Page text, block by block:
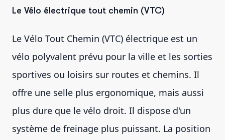
Le Vélo électrique tout chemin (VTC)
Le Vélo Tout Chemin (VTC) électrique est un
vélo polyvalent prévu pour la ville et les sorties
sportives ou loisirs sur routes et chemins. Il
offre une selle plus ergonomique, mais aussi
plus dure que le vélo droit. Il dispose d'un
système de freinage plus puissant. La position